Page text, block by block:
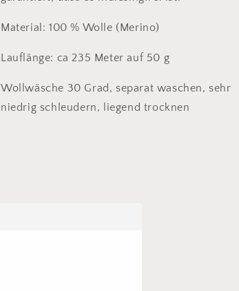
Material: 100 % Wolle (Merino)
Lauflänge: ca 235 Meter auf 50 g
Wollwäsche 30 Grad, separat waschen, sehr
niedrig schleudern, liegend trocknen